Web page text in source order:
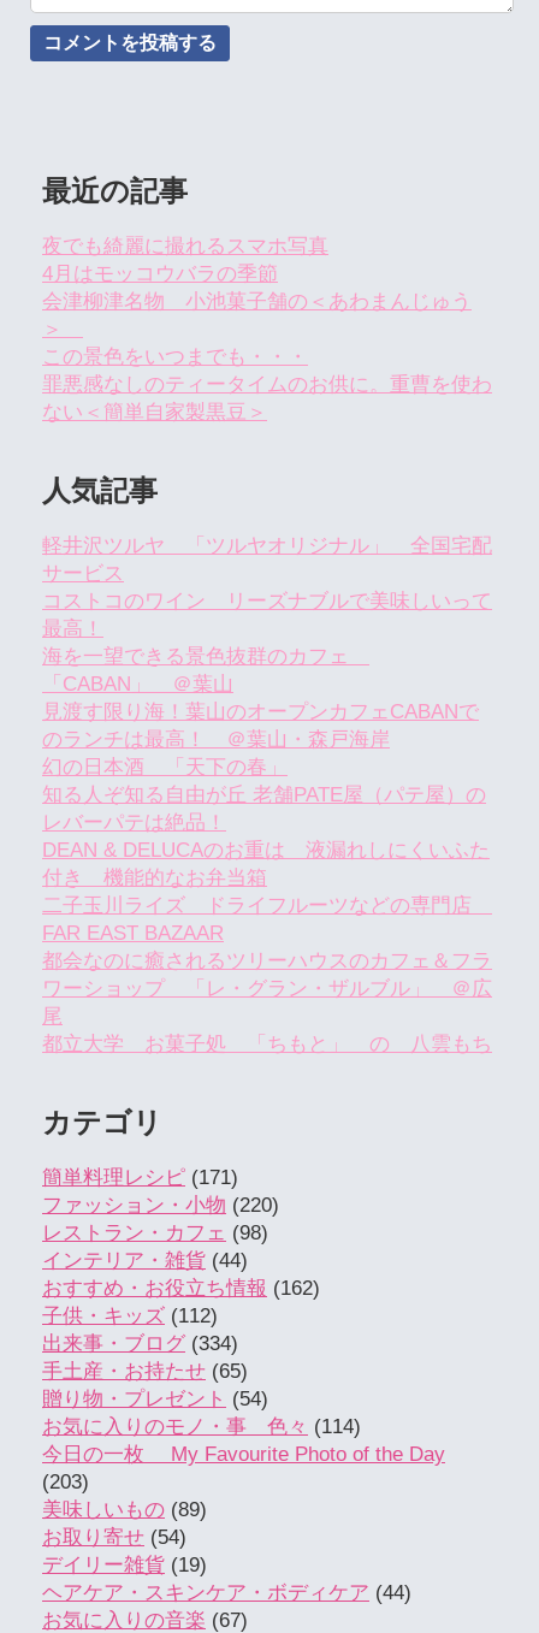
最近の記事
夜でも綺麗に撮れるスマホ写真
4月はモッコウバラの季節
会津柳津名物 小池菓子舗の＜あわまんじゅう
＞
この景色をいつまでも・・・
罪悪感なしのティータイムのお供に。重曹を使わ
ない＜簡単自家製黒豆＞
人気記事
軽井沢ツルヤ 「ツルヤオリジナル」 全国宅配
サービス
コストコのワイン リーズナブルで美味しいって
最高！
海を一望できる景色抜群のカフェ
「CABAN」 ＠葉山
見渡す限り海！葉山のオープンカフェCABANで
のランチは最高！ ＠葉山・森戸海岸
幻の日本酒 「天下の春」
知る人ぞ知る自由が丘 老舗PATE屋（パテ屋）の
レバーパテは絶品！
DEAN & DELUCAのお重は 液漏れしにくいふた
付き 機能的なお弁当箱
二子玉川ライズ ドライフルーツなどの専門店
FAR EAST BAZAAR
都会なのに癒されるツリーハウスのカフェ＆フラ
ワーショップ 「レ・グラン・ザルブル」 ＠広
尾
都立大学 お菓子処 「ちもと」 の 八雲もち
カテゴリ
簡単料理レシピ (171)
ファッション・小物 (220)
レストラン・カフェ (98)
インテリア・雑貨 (44)
おすすめ・お役立ち情報 (162)
子供・キッズ (112)
出来事・ブログ (334)
手土産・お持たせ (65)
贈り物・プレゼント (54)
お気に入りのモノ・事 色々 (114)
今日の一枚 My Favourite Photo of the Day
(203)
美味しいもの (89)
お取り寄せ (54)
デイリー雑貨 (19)
ヘアケア・スキンケア・ボディケア (44)
お気に入りの音楽 (67)